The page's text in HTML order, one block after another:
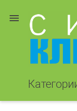
menu